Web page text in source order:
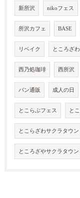
新所沢 nikoフェス
所沢カフェ BASE
リベイク ところざ
西乃処珈琲 西所沢
パン通販 成人の日
とこらぶフェス と
とこらざわサクラタウン
ところざやサクラタウン